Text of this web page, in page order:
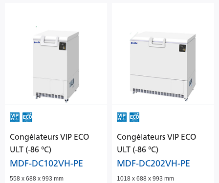
Congélateurs VIP ECO
ULT (-86 °C)
MDF-DC102VH-PE
558 x 688 x 993 mm
Congélateurs VIP ECO
ULT (-86 °C)
MDF-DC202VH-PE
1018 x 688 x 993 mm